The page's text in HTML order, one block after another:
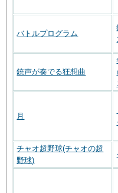
バトルプログラム
銃声が奏でる狂想曲
月
チャオ超野球(チャオの超
野球)